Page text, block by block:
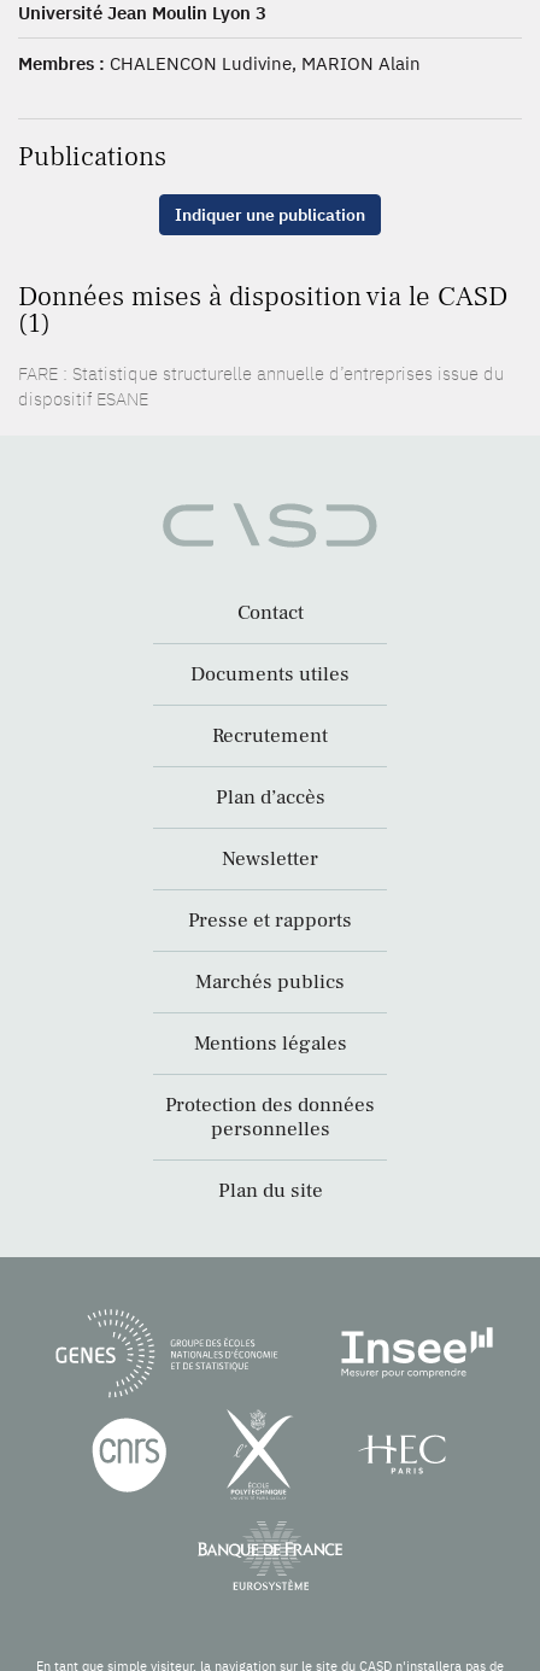
Université Jean Moulin Lyon 3
Membres : CHALENCON Ludivine, MARION Alain
Publications
Indiquer une publication
Données mises à disposition via le CASD
(1)
FARE : Statistique structurelle annuelle d’entreprises issue du
dispositif ESANE
Contact
Documents utiles
Recrutement
Plan d’accès
Newsletter
Presse et rapports
Marchés publics
Mentions légales
Protection des données
personnelles
Plan du site
En tant que simple visiteur, la navigation sur le site du CASD n'installera pas de